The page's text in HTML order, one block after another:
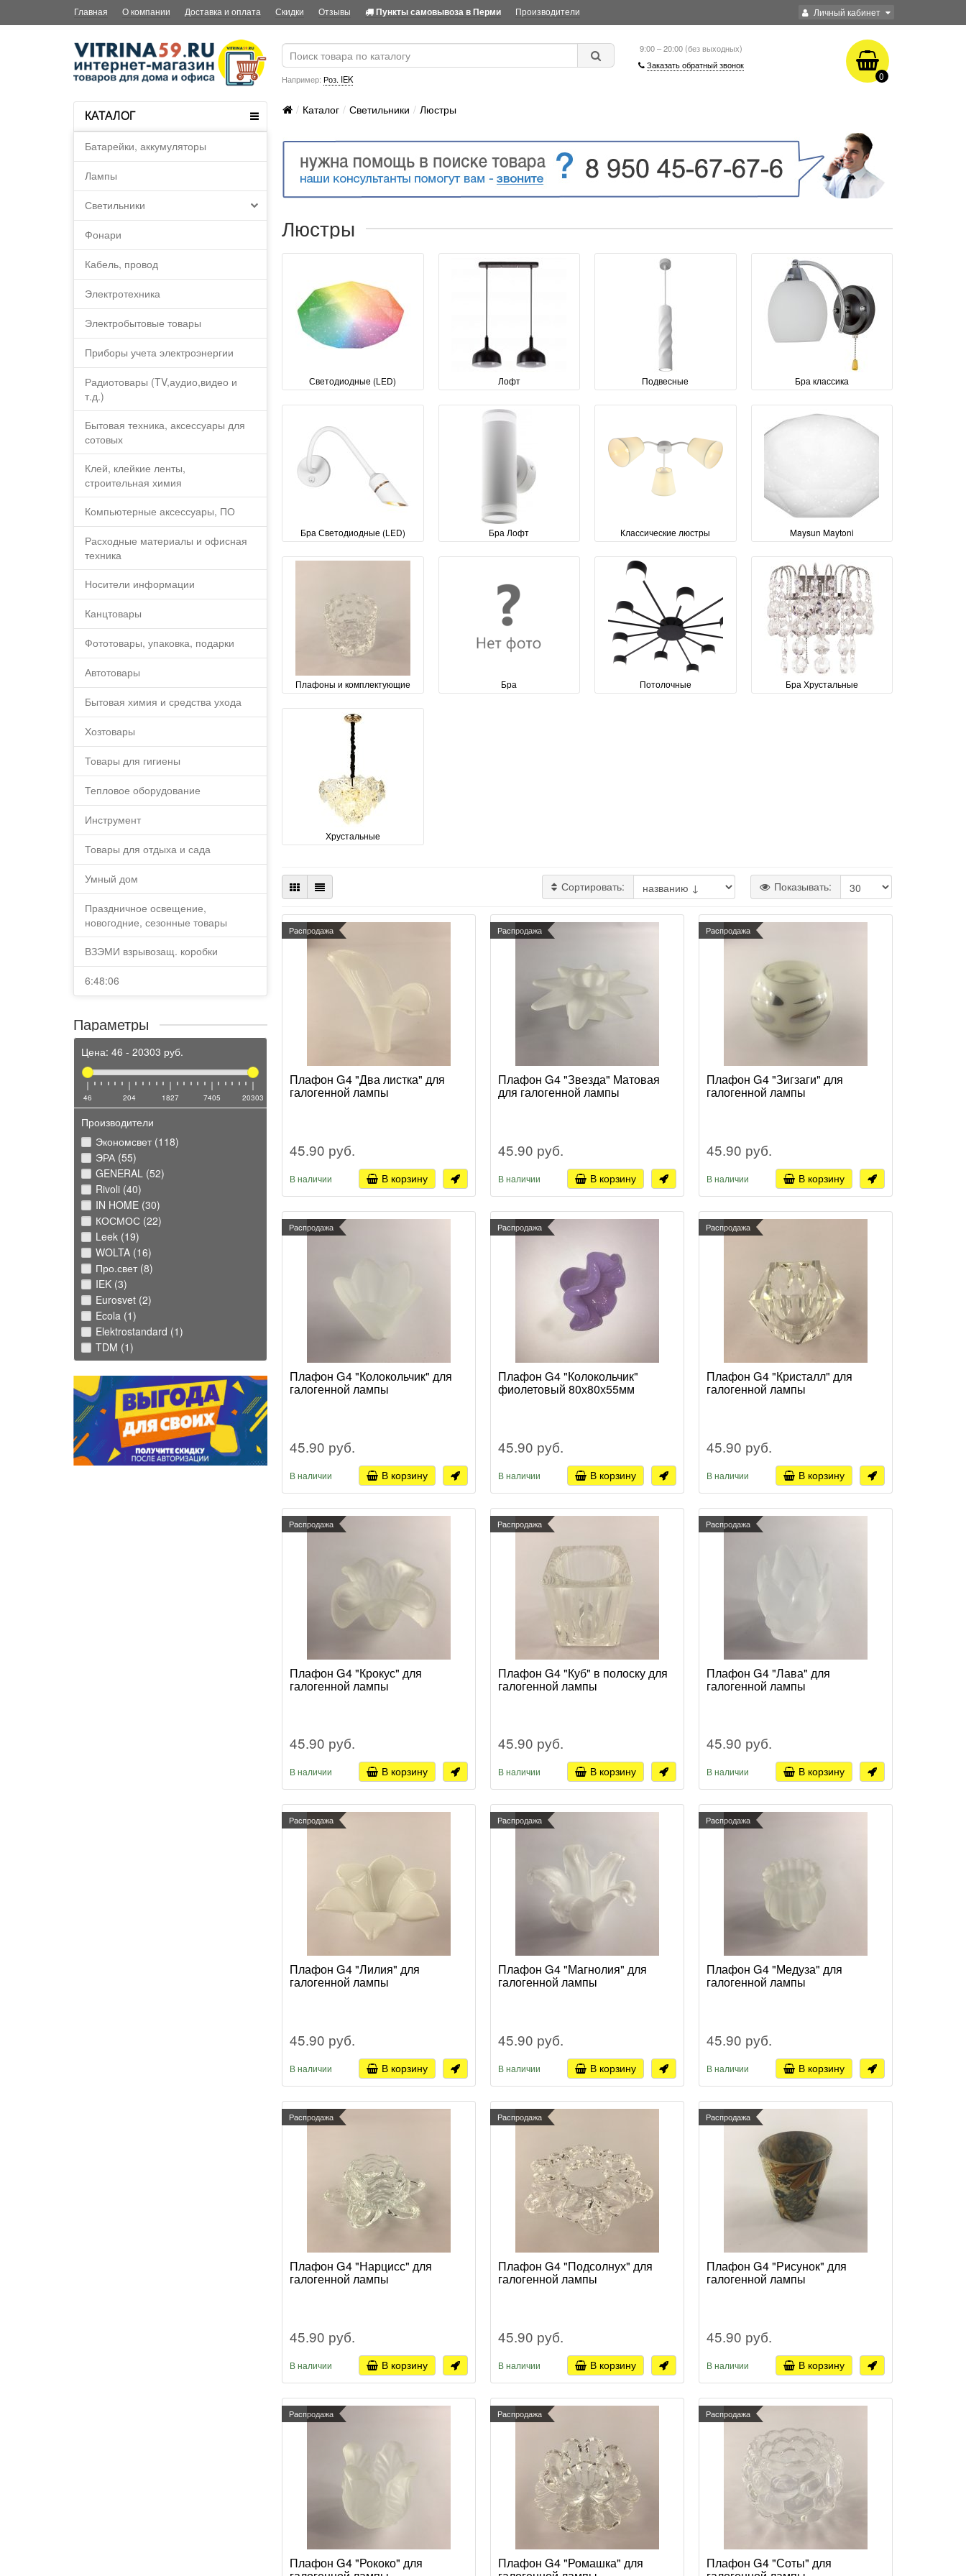
Личный кабинет
Главная О компании Доставка и оплата Скидки Отзывы Пункты самовывоза в Перми Производители
Например: Роз. IEK
9:00 – 20:00 (без выходных)
Заказать обратный звонок
0
КАТАЛОГ
Батарейки, аккумуляторы
Лампы
Светильники
Фонари
Кабель, провод
Электротехника
Электробытовые товары
Приборы учета электроэнергии
Радиотовары (TV,аудио,видео и
т.д.)
Бытовая техника, аксессуары для
сотовых
Клей, клейкие ленты,
строительная химия
Компьютерные аксессуары, ПО
Расходные материалы и офисная
техника
Носители информации
Канцтовары
Фототовары, упаковка, подарки
Автотовары
Бытовая химия и средства ухода
Хозтовары
Товары для гигиены
Тепловое оборудование
Инструмент
Товары для отдыха и сада
Умный дом
Праздничное освещение,
новогодние, сезонные товары
ВЗЭМИ взрывозащ. коробки
6:48:06
Каталог Светильники Люстры
Параметры
Цена: 46 - 20303 руб.
46 204 1827 7405 20303
Производители
Экономсвет (118)
ЭРА (55)
GENERAL (52)
Rivoli (40)
IN HOME (30)
КОСМОС (22)
Leek (19)
WOLTA (16)
Про.свет (8)
IEK (3)
Eurosvet (2)
Ecola (1)
Elektrostandard (1)
TDM (1)
Люстры
Светодиодные (LED) Лофт Подвесные Бра классика
Бра Светодиодные (LED) Бра Лофт Классические люстры Maysun Maytoni
Плафоны и комплектующие Бра Потолочные Бра Хрустальные
Хрустальные
Сортировать: Показывать:
Распродажа
Плафон G4 "Два листка" для
галогенной лампы
45.90 руб.
В наличии В корзину
Распродажа
Плафон G4 "Звезда" Матовая
для галогенной лампы
45.90 руб.
В наличии В корзину
Распродажа
Плафон G4 "Зигзаги" для
галогенной лампы
45.90 руб.
В наличии В корзину
Распродажа
Плафон G4 "Колокольчик" для
галогенной лампы
45.90 руб.
В наличии В корзину
Распродажа
Плафон G4 "Колокольчик"
фиолетовый 80х80х55мм
45.90 руб.
В наличии В корзину
Распродажа
Плафон G4 "Кристалл" для
галогенной лампы
45.90 руб.
В наличии В корзину
Распродажа
Плафон G4 "Крокус" для
галогенной лампы
45.90 руб.
В наличии В корзину
Распродажа
Плафон G4 "Куб" в полоску для
галогенной лампы
45.90 руб.
В наличии В корзину
Распродажа
Плафон G4 "Лава" для
галогенной лампы
45.90 руб.
В наличии В корзину
Распродажа
Плафон G4 "Лилия" для
галогенной лампы
45.90 руб.
В наличии В корзину
Распродажа
Плафон G4 "Магнолия" для
галогенной лампы
45.90 руб.
В наличии В корзину
Распродажа
Плафон G4 "Медуза" для
галогенной лампы
45.90 руб.
В наличии В корзину
Распродажа
Плафон G4 "Нарцисс" для
галогенной лампы
45.90 руб.
В наличии В корзину
Распродажа
Плафон G4 "Подсолнух" для
галогенной лампы
45.90 руб.
В наличии В корзину
Распродажа
Плафон G4 "Рисунок" для
галогенной лампы
45.90 руб.
В наличии В корзину
Распродажа
Плафон G4 "Рококо" для
Распродажа
Плафон G4 "Ромашка" для
Распродажа
Плафон G4 "Соты" для